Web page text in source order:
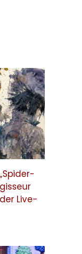
Live-